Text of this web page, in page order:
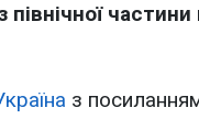
частини
з